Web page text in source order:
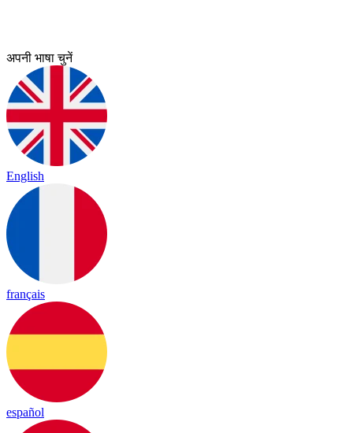
अपनी भाषा चुनें
English
français
español